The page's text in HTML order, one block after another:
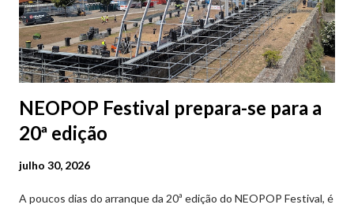
NEOPOP Festival prepara-se para a
20ª edição
julho 30, 2026
A poucos dias do arranque da 20ª edição do NEOPOP Festival, é